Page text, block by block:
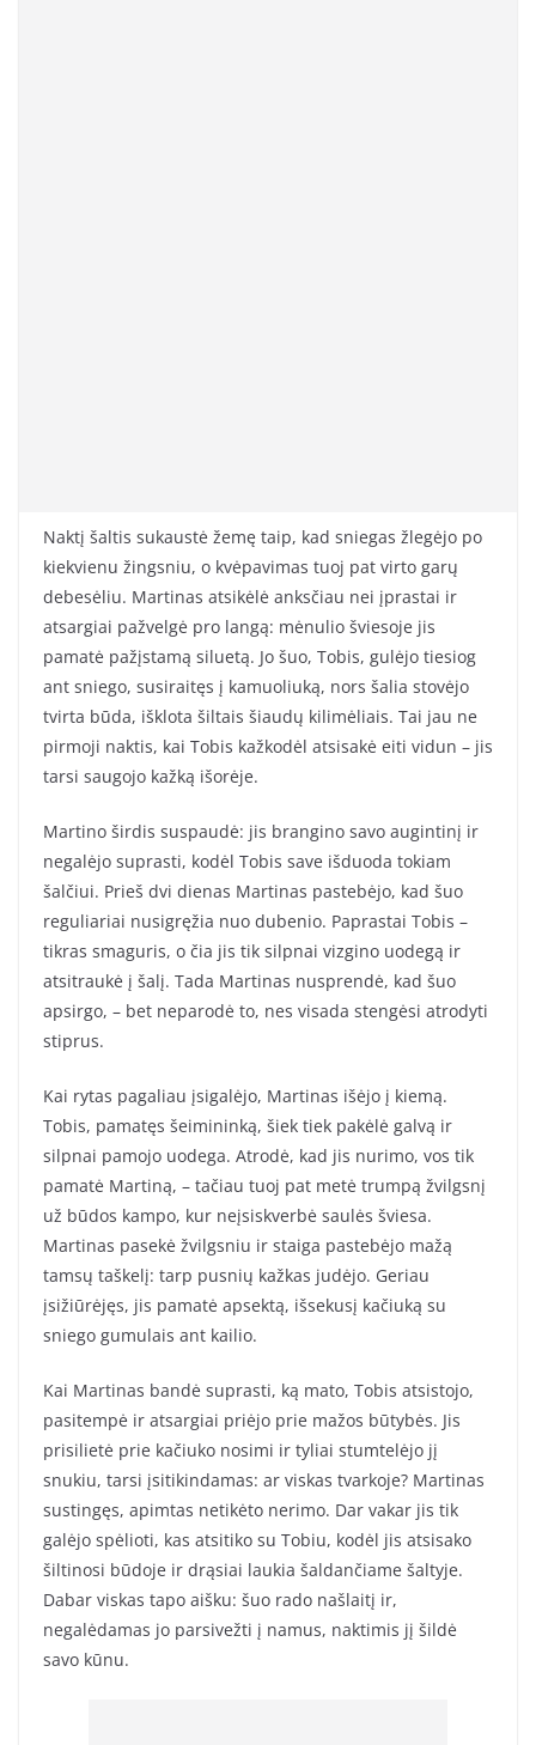
Naktį šaltis sukaustė žemę taip, kad sniegas žlegėjo po
kiekvienu žingsniu, o kvėpavimas tuoj pat virto garų
debesėliu. Martinas atsikėlė anksčiau nei įprastai ir
atsargiai pažvelgė pro langą: mėnulio šviesoje jis
pamatė pažįstamą siluetą. Jo šuo, Tobis, gulėjo tiesiog
ant sniego, susiraitęs į kamuoliuką, nors šalia stovėjo
tvirta būda, išklota šiltais šiaudų kilimėliais. Tai jau ne
pirmoji naktis, kai Tobis kažkodėl atsisakė eiti vidun – jis
tarsi saugojo kažką išorėje.
Martino širdis suspaudė: jis brangino savo augintinį ir
negalėjo suprasti, kodėl Tobis save išduoda tokiam
šalčiui. Prieš dvi dienas Martinas pastebėjo, kad šuo
reguliariai nusigręžia nuo dubenio. Paprastai Tobis –
tikras smaguris, o čia jis tik silpnai vizgino uodegą ir
atsitraukė į šalį. Tada Martinas nusprendė, kad šuo
apsirgo, – bet neparodė to, nes visada stengėsi atrodyti
stiprus.
Kai rytas pagaliau įsigalėjo, Martinas išėjo į kiemą.
Tobis, pamatęs šeimininką, šiek tiek pakėlė galvą ir
silpnai pamojo uodega. Atrodė, kad jis nurimo, vos tik
pamatė Martiną, – tačiau tuoj pat metė trumpą žvilgsnį
už būdos kampo, kur neįsiskverbė saulės šviesa.
Martinas pasekė žvilgsniu ir staiga pastebėjo mažą
tamsų taškelį: tarp pusnių kažkas judėjo. Geriau
įsižiūrėjęs, jis pamatė apsektą, išsekusį kačiuką su
sniego gumulais ant kailio.
Kai Martinas bandė suprasti, ką mato, Tobis atsistojo,
pasitempė ir atsargiai priėjo prie mažos būtybės. Jis
prisilietė prie kačiuko nosimi ir tyliai stumtelėjo jį
snukiu, tarsi įsitikindamas: ar viskas tvarkoje? Martinas
sustingęs, apimtas netikėto nerimo. Dar vakar jis tik
galėjo spėlioti, kas atsitiko su Tobiu, kodėl jis atsisako
šiltinosi būdoje ir drąsiai laukia šaldančiame šaltyje.
Dabar viskas tapo aišku: šuo rado našlaitį ir,
negalėdamas jo parsivežti į namus, naktimis jį šildė
savo kūnu.